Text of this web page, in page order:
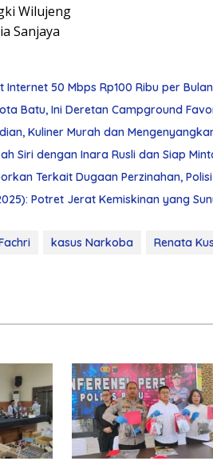
Wilujeng
Sanjaya
50 Mbps Rp100 Ribu per
Batu, Ini Deretan Campground
Kuliner Murah dan
Siri dengan Inara Rusli dan Siap
Terkait Dugaan Perzinahan,
Potret Jerat Kemiskinan yang
kasus Narkoba Renata